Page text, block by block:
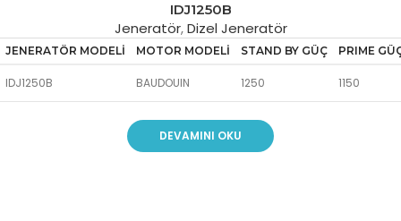
IDJ1250B
Jeneratör,Dizel Jeneratör
JENERATÖR MODELİ MOTOR MODELİ STAND BY GÜÇ PRIME
IDJ1250B BAUDOUIN 1250 1150
DEVAMINI OKU